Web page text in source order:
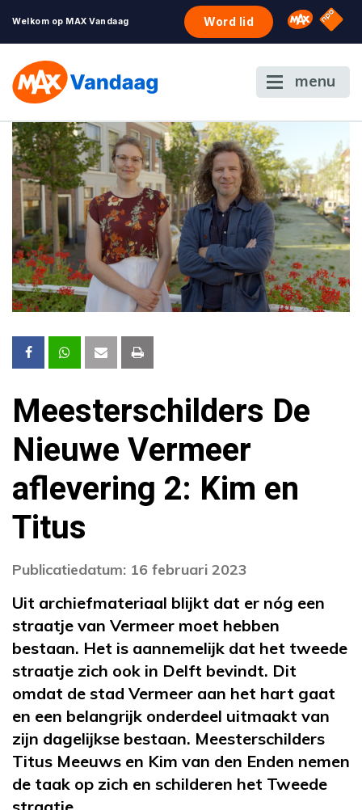
Welkom op MAX Vandaag Word lid Omroep
NPO
menu
Meesterschilders De
Nieuwe Vermeer
aflevering 2: Kim en
Titus
Publicatiedatum: 16 februari 2023
Uit archiefmateriaal blijkt dat er nóg een
straatje van Vermeer moet hebben
bestaan. Het is aannemelijk dat het tweede
straatje zich ook in Delft bevindt. Dit
omdat de stad Vermeer aan het hart gaat
en een belangrijk onderdeel uitmaakt van
zijn dagelijkse bestaan. Meesterschilders
Titus Meeuws en Kim van den Enden nemen
de taak op zich en schilderen het Tweede